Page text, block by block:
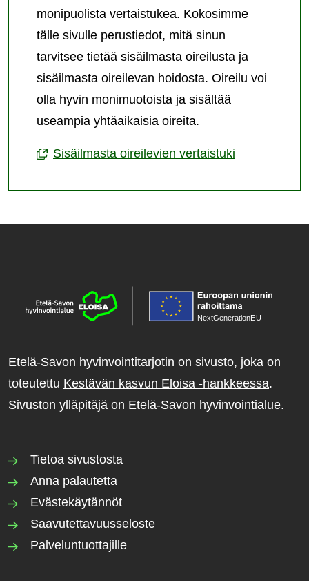
monipuolista vertaistukea. Kokosimme
tälle sivulle perustiedot, mitä sinun
tarvitsee tietää sisäilmasta oireilusta ja
sisäilmasta oireilevan hoidosta. Oireilu voi
olla hyvin monimuotoista ja sisältää
useampia yhtäaikaisia oireita.
Sisäilmasta oireilevien vertaistuki
NextGenerationEU
Etelä-Savon hyvinvointitarjotin on sivusto, joka on
toteutettu Kestävän kasvun Eloisa -hankkeessa.
Sivuston ylläpitäjä on Etelä-Savon hyvinvointialue.
Tietoa sivustosta
Anna palautetta
Evästekäytännöt
Saavutettavuusseloste
Palveluntuottajille